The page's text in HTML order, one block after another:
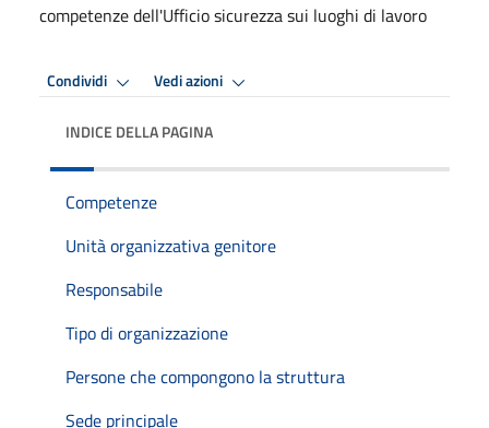
competenze dell'Ufficio sicurezza sui luoghi di lavoro
Condividi Vedi azioni
INDICE DELLA PAGINA
Competenze
Unità organizzativa genitore
Responsabile
Tipo di organizzazione
Persone che compongono la struttura
Sede principale